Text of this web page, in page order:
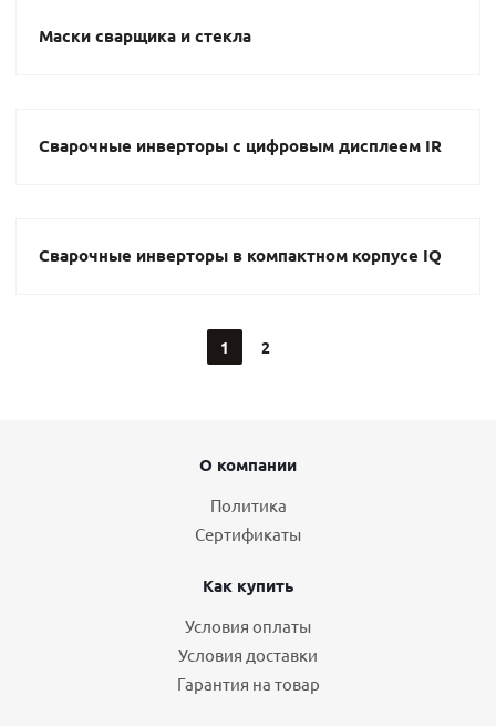
Маски сварщика и стекла
Сварочные инверторы с цифровым дисплеем IR
Сварочные инверторы в компактном корпусе IQ
1 2
О компании
Политика
Сертификаты
Как купить
Условия оплаты
Условия доставки
Гарантия на товар